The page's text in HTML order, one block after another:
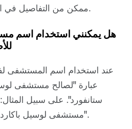
ممكن من التفاصيل في النموذج لتسريع العملية.
هل يمكنني استخدام اسم
عند استخدام اسم المستشفى
عبارة "لصالح مستشفى
ستانفورد". على سبيل
مستشفى لوسيل باكارد للأطفال في ستانفورد".